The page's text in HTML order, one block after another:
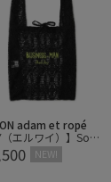
adam et ropé
（エルワイ）】Souk
NEW!